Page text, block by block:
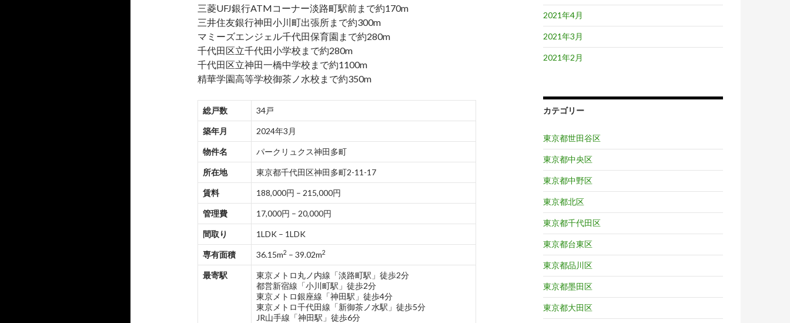
三菱UFJ銀行ATMコーナー淡路町駅前まで約170m
三井住友銀行神田小川町出張所まで約300m
マミーズエンジェル千代田保育園まで約280m
千代田区立千代田小学校まで約280m
千代田区立神田一橋中学校まで約1100m
精華学園高等学校御茶ノ水校まで約350m
総戸数 34戸
築年月 2024年3月
物件名 パークリュクス神田多町
所在地 東京都千代田区神田多町2-11-17
賃料 188,000円 – 215,000円
管理費 17,000円 – 20,000円
間取り 1LDK – 1LDK
専有面積 36.15m2 – 39.02m2
最寄駅
東京メトロ丸ノ内線「淡路町駅」徒歩2分
都営新宿線「小川町駅」徒歩2分
東京メトロ銀座線「神田駅」徒歩4分
東京メトロ千代田線「新御茶ノ水駅」徒歩5分
JR山手線「神田駅」徒歩6分
2021年4月
2021年3月
2021年2月
カテゴリー
東京都世田谷区
東京都中央区
東京都中野区
東京都北区
東京都千代田区
東京都台東区
東京都品川区
東京都墨田区
東京都大田区